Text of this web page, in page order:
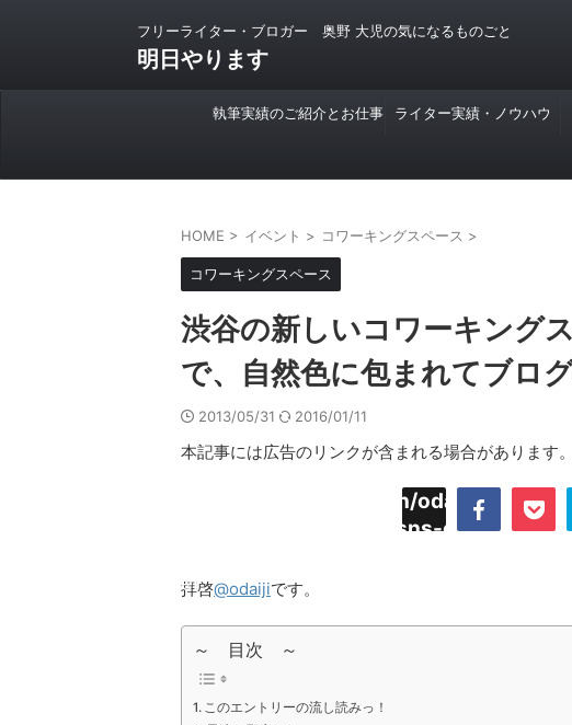
フリーライター・ブロガー 奥野 大児の気になるものごと
明日やります
執筆実績のご紹介とお仕事 ライター実績・ノウハウ
HOME > イベント > コワーキングスペース >
コワーキングスペース
渋谷の新しいコワーキング
で、自然色に包まれてブロ
2013/05/31 2016/01/11
本記事には広告のリンクが含まれる場合があります
"Twitter"
/home/daimyoojin/odaiji.com/
content/plugins/sns-count-
拝啓@odaijiです。
～ 目次 ～
このエントリーの流し読みっ！